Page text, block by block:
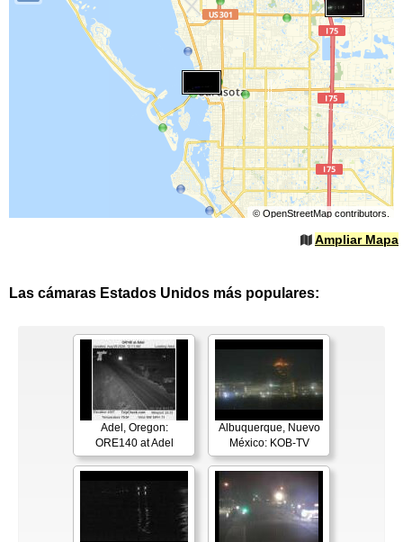
© OpenStreetMapcontributors.
Ampliar Mapa
Las cámaras Estados Unidos más populares:
Adel, Oregon:
ORE140 at Adel
Albuquerque, Nuevo
México: KOB-TV